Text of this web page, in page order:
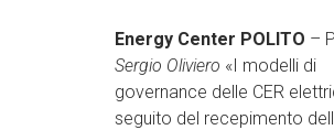
Energy Center POLITO –
Sergio Oliviero «I modelli di
governance delle CER
seguito del recepimento